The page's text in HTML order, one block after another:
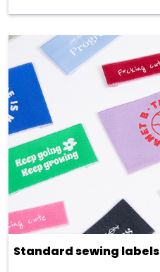
Standard sewing labels